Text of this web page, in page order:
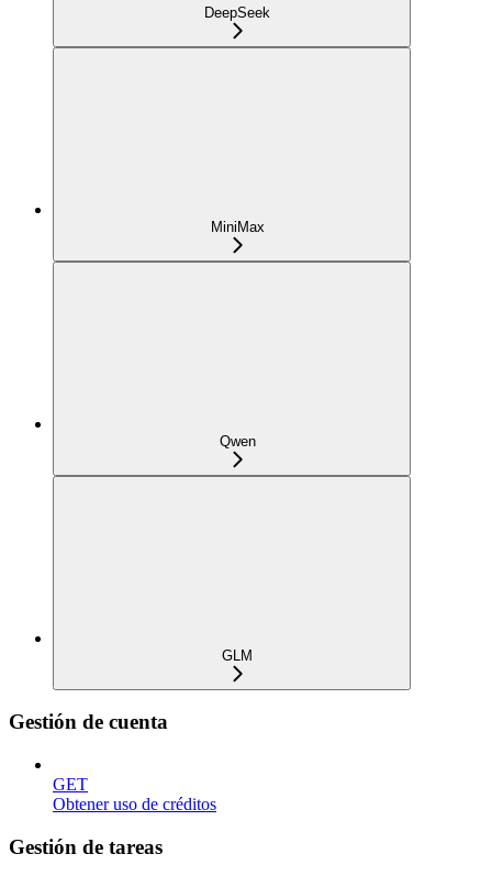
DeepSeek
MiniMax
Qwen
GLM
Gestión de cuenta
GET
Obtener uso de créditos
Gestión de tareas